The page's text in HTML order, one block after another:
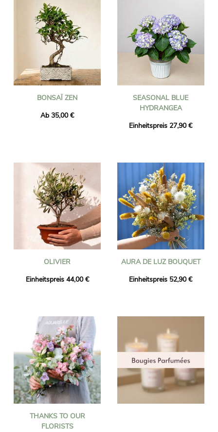
BONSAÏ ZEN
Ab 35,00 €
SEASONAL BLUE
HYDRANGEA
Einheitspreis 27,90 €
OLIVIER
Einheitspreis 44,00 €
AURA DE LUZ BOUQUET
Einheitspreis 52,90 €
THANKS TO OUR
FLORISTS